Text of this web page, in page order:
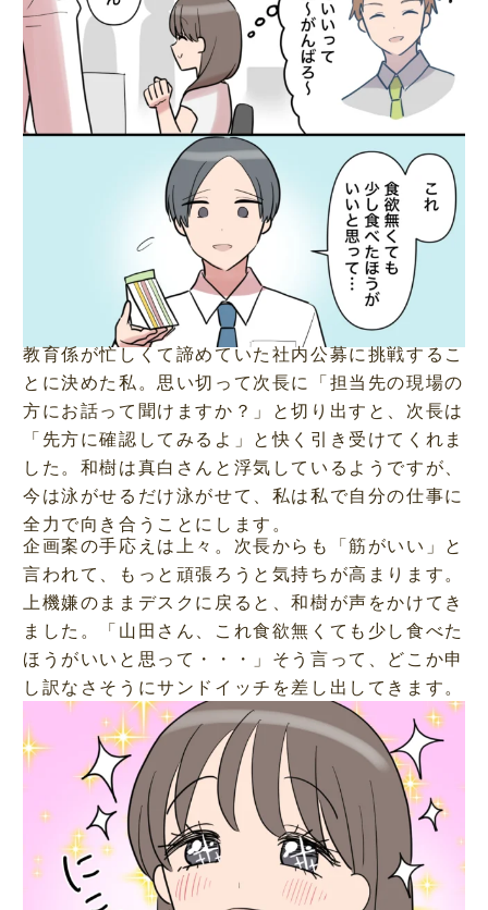
教育係が忙しくて諦めていた社内公募に挑戦するこ
とに決めた私。思い切って次長に「担当先の現場の
方にお話って聞けますか？」と切り出すと、次長は
「先方に確認してみるよ」と快く引き受けてくれま
した。和樹は真白さんと浮気しているようですが、
今は泳がせるだけ泳がせて、私は私で自分の仕事に
全力で向き合うことにします。
企画案の手応えは上々。次長からも「筋がいい」と
言われて、もっと頑張ろうと気持ちが高まります。
上機嫌のままデスクに戻ると、和樹が声をかけてき
ました。「山田さん、これ食欲無くても少し食べた
ほうがいいと思って・・・」そう言って、どこか申
し訳なさそうにサンドイッチを差し出してきます。